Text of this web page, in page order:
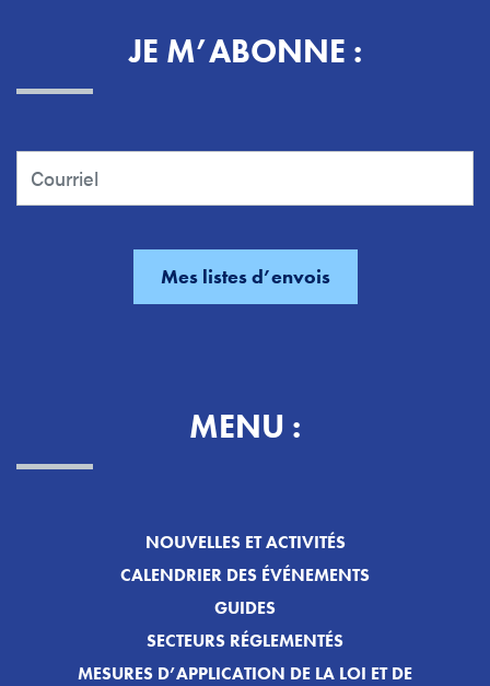
JE M’ABONNE :
MENU :
NOUVELLES ET ACTIVITÉS
CALENDRIER DES ÉVÉNEMENTS
GUIDES
SECTEURS RÉGLEMENTÉS
MESURES D’APPLICATION DE LA LOI ET DE